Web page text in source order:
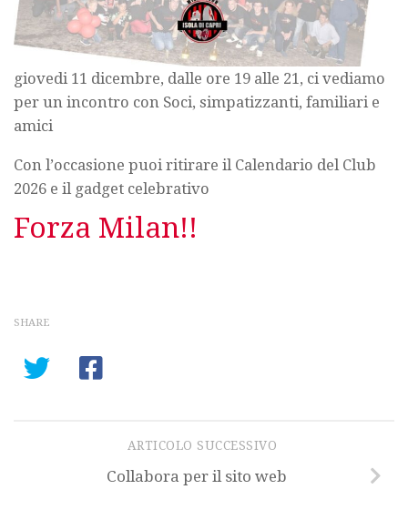
giovedi 11 dicembre, dalle ore 19 alle 21, ci vediamo
per un incontro con Soci, simpatizzanti, familiari e
amici
Con l’occasione puoi ritirare il Calendario del Club
2026 e il gadget celebrativo
Forza Milan!!
SHARE
ARTICOLO SUCCESSIVO
Collabora per il sito web